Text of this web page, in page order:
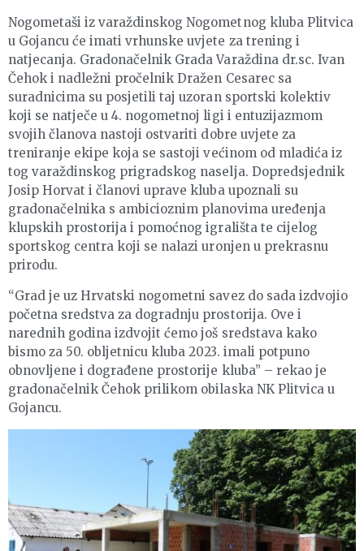
Nogometaši iz varaždinskog Nogometnog kluba Plitvica
u Gojancu će imati vrhunske uvjete za trening i
natjecanja. Gradonačelnik Grada Varaždina dr.sc. Ivan
Čehok i nadležni pročelnik Dražen Cesarec sa
suradnicima su posjetili taj uzoran sportski kolektiv
koji se natječe u 4. nogometnoj ligi i entuzijazmom
svojih članova nastoji ostvariti dobre uvjete za
treniranje ekipe koja se sastoji većinom od mladića iz
tog varaždinskog prigradskog naselja. Dopredsjednik
Josip Horvat i članovi uprave kluba upoznali su
gradonačelnika s ambicioznim planovima uređenja
klupskih prostorija i pomoćnog igrališta te cijelog
sportskog centra koji se nalazi uronjen u prekrasnu
prirodu.
“Grad je uz Hrvatski nogometni savez do sada izdvojio
početna sredstva za dogradnju prostorija. Ove i
narednih godina izdvojit ćemo još sredstava kako
bismo za 50. obljetnicu kluba 2023. imali potpuno
obnovljene i dograđene prostorije kluba” – rekao je
gradonačelnik Čehok prilikom obilaska NK Plitvica u
Gojancu.